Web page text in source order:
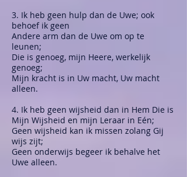
3. Ik heb geen hulp dan de Uwe; ook
behoef ik geen
Andere arm dan de Uwe om op te
leunen;
Die is genoeg, mijn Heere, werkelijk
genoeg;
Mijn kracht is in Uw macht, Uw macht
alleen.
4. Ik heb geen wijsheid dan in Hem Die is
Mijn Wijsheid en mijn Leraar in Eén;
Geen wijsheid kan ik missen zolang Gij
wijs zijt;
Geen onderwijs begeer ik behalve het
Uwe alleen.